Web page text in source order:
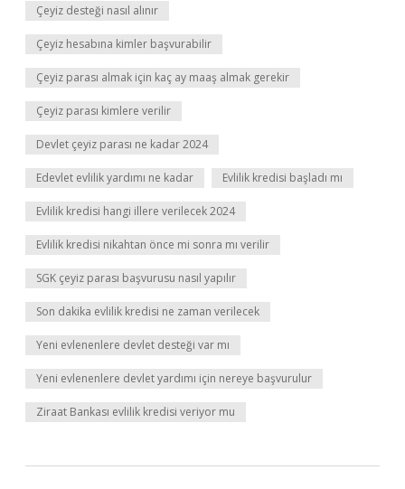
Çeyiz desteği nasıl alınır
Çeyiz hesabına kimler başvurabilir
Çeyiz parası almak için kaç ay maaş almak gerekir
Çeyiz parası kimlere verilir
Devlet çeyiz parası ne kadar 2024
Edevlet evlilik yardımı ne kadar Evlilik kredisi başladı mı
Evlilik kredisi hangi illere verilecek 2024
Evlilik kredisi nikahtan önce mi sonra mı verilir
SGK çeyiz parası başvurusu nasıl yapılır
Son dakika evlilik kredisi ne zaman verilecek
Yeni evlenenlere devlet desteği var mı
Yeni evlenenlere devlet yardımı için nereye başvurulur
Ziraat Bankası evlilik kredisi veriyor mu